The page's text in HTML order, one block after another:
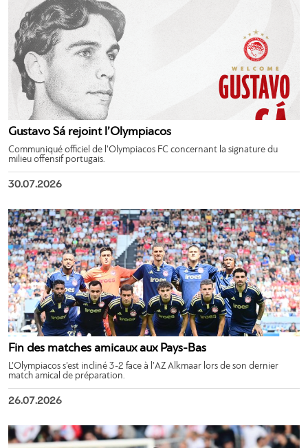
Gustavo Sá rejoint l’Olympiacos
Communiqué officiel de l’Olympiacos FC concernant la signature du
milieu offensif portugais.
30.07.2026
Fin des matches amicaux aux Pays-Bas
L’Olympiacos s’est incliné 3-2 face à l’AZ Alkmaar lors de son dernier
match amical de préparation.
26.07.2026